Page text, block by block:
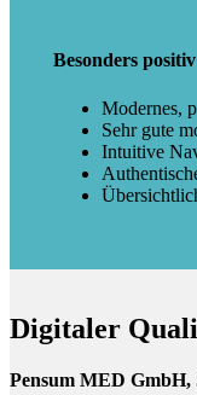
Besonders
Modernes,
Sehr gute
Intuitive
Digitaler
Pensum MED